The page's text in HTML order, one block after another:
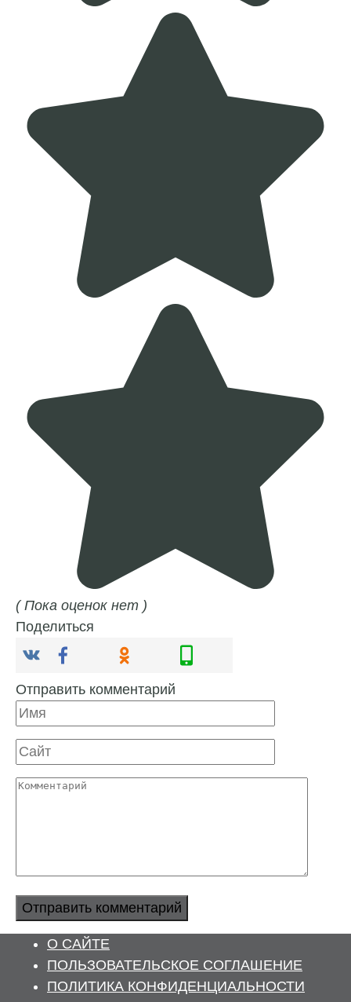
( Пока оценок нет )
Поделиться
Отправить комментарий
Имя
Сайт
Комментарий
О САЙТЕ
ПОЛЬЗОВАТЕЛЬСКОЕ СОГЛАШЕНИЕ
ПОЛИТИКА КОНФИДЕНЦИАЛЬНОСТИ